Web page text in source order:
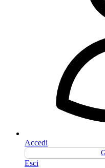
Accedi
Esci